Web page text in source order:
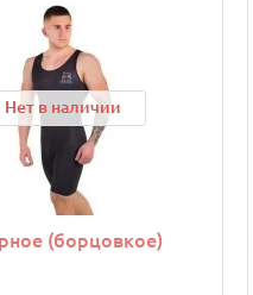
Нет в наличии
(борцовкое)